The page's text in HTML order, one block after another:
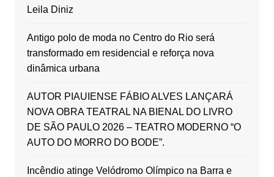
Leila Diniz
Antigo polo de moda no Centro do Rio será
transformado em residencial e reforça nova
dinâmica urbana
AUTOR PIAUIENSE FÁBIO ALVES LANÇARÁ
NOVA OBRA TEATRAL NA BIENAL DO LIVRO
DE SÃO PAULO 2026 – TEATRO MODERNO “O
AUTO DO MORRO DO BODE”.
Incêndio atinge Velódromo Olímpico na Barra e